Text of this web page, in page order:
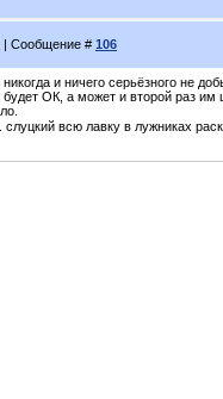
| Сообщение # 106
и ничего серьёзного не
ОК, а может и второй раз
всю лавку в лужниках